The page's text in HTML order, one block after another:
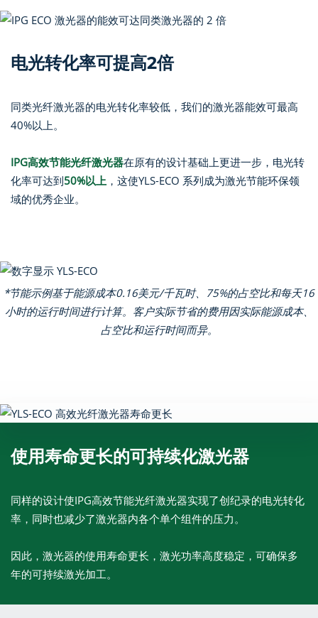
电光转化率可提高2倍
同类光纤激光器的电光转化率较低，我们的激光器能效可最高
40%以上。
IPG高效节能光纤激光器在原有的设计基础上更进一步，电光转
化率可达到50%以上 ，这使YLS-ECO 系列成为激光节能环保领
域的优秀企业。
*节能示例基于能源成本0.16美元/千瓦时、75%的占空比和每天16
小时的运行时间进行计算。客户实际节省的费用因实际能源成本、
占空比和运行时间而异。
使用寿命更长的可持续化激光器
同样的设计使IPG高效节能光纤激光器实现了创纪录的电光转化
率，同时也减少了激光器内各个单个组件的压力。
因此，激光器的使用寿命更长，激光功率高度稳定，可确保多
年的可持续激光加工。